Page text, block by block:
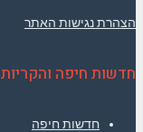
הצהרת נגישות האתר
חדשות חיפה והקריות
חדשות חיפה